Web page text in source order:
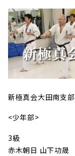
新極真会大田南支部
<少年部>
3級
赤木朝日 山下功晟